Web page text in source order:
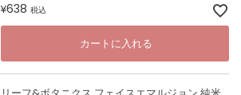
¥638 税込
カートに入れる